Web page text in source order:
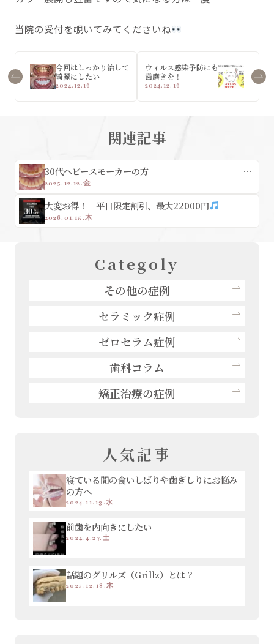
当院の受付を覗いてみてくださいね
今回はしっかり治して
綺麗にしたい
2024.12.16
ウィルス感染予防にも
歯磨きを！
2024.12.16
関連記事
30代ヘビースモーカーの方 年
末前にキレイにして年越ししたい！
2025.12.12.金
大変お得！ 平日限定割引、最大22000円
2026.01.15.木
Categoly
その他の症例
セラミック症例
ゼロセラム症例
歯科コラム
矯正治療の症例
人気記事
寝ている間の食いしばりや歯ぎしりにお悩み
の方へ
2024.11.13.水
前歯を内向きにしたい
2024.4.27.土
話題のグリルズ（Grillz）とは？
2025.12.18.木